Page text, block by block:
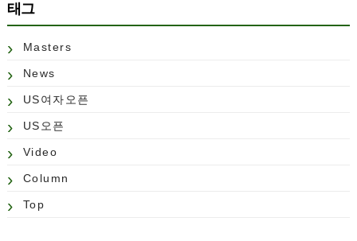
태그
Masters
News
US여자오픈
US오픈
Video
Column
Top